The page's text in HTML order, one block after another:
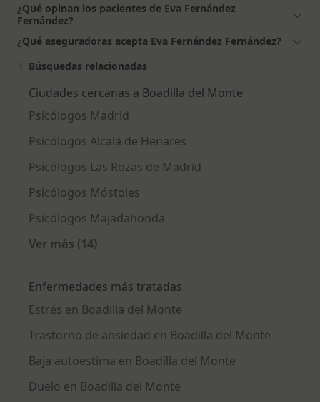
¿Qué opinan los pacientes de Eva Fernández
Fernández?
¿Qué aseguradoras acepta Eva Fernández Fernández?
Búsquedas relacionadas
Ciudades cercanas a Boadilla del Monte
Psicólogos Madrid
Psicólogos Alcalá de Henares
Psicólogos Las Rozas de Madrid
Psicólogos Móstoles
Psicólogos Majadahonda
Ver más (14)
Enfermedades más tratadas
Estrés en Boadilla del Monte
Trastorno de ansiedad en Boadilla del Monte
Baja autoestima en Boadilla del Monte
Duelo en Boadilla del Monte